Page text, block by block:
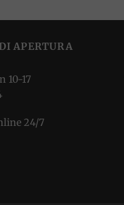
APERTURA
10-17
24/7